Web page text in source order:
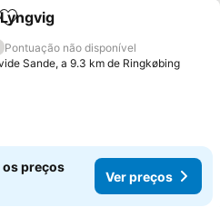
Adicionar aos favoritos
Pontuação não disponível
Sande, a 9.3 km de Ringkøbing
os preços
Ver preços